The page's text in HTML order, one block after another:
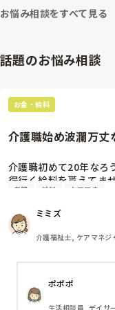
お悩み相談をすべて見る
話題のお悩み相談
お金・給料
介護職始め波瀾万丈
介護職初めて20年なろ
得行く給料を貰えてま
な給料を貰えるように
介福の資格とり新卒な
ワハラ職場で1年で退職
②特養
休みでもボランティ
③老健
老健 給料 ケアマネ
ミミズ
介護福祉士, ケアマネ
ポポポ
生活相談員, デイサ